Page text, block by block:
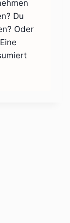
Du
Oder